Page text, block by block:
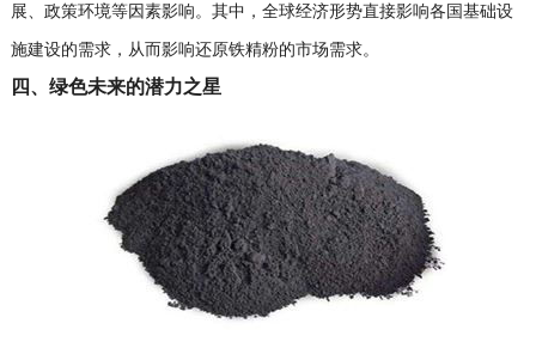
展、政策环境等因素影响。其中，全球经济形势直接影响各国基础设
施建设的需求，从而影响还原铁精粉的市场需求。
四、绿色未来的潜力之星